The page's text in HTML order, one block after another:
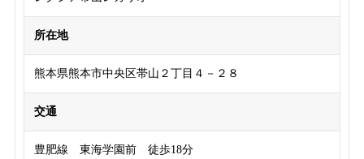
所在地
熊本県熊本市中央区帯山２丁目４－２８
交通
豊肥線 東海学園前 徒歩18分